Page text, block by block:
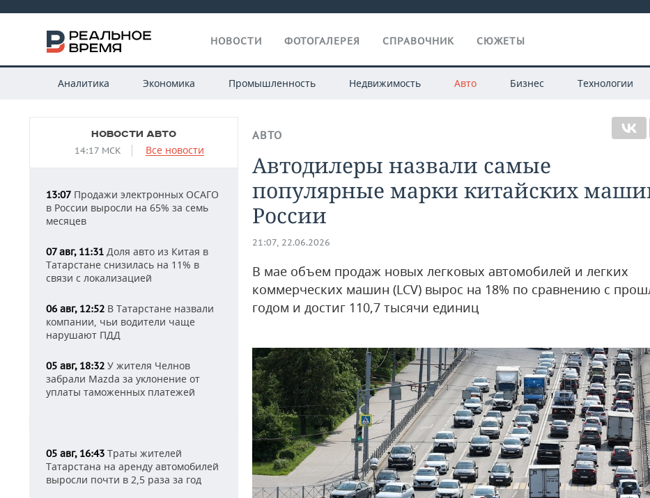
НОВОСТИ ФОТОГАЛЕРЕЯ СПРАВОЧНИК СЮЖЕТЫ
Аналитика Экономика Промышленность Недвижимость Авто Бизнес Технологии
НОВОСТИ АВТО
14:17 МСК Все новости
13:07 Продажи электронных ОСАГО
в России выросли на 65% за семь
месяцев
07 авг, 11:31 Доля авто из Китая в
Татарстане снизилась на 11% в
связи с локализацией
06 авг, 12:52 В Татарстане назвали
компании, чьи водители чаще
нарушают ПДД
05 авг, 18:32 У жителя Челнов
забрали Mazda за уклонение от
уплаты таможенных платежей
05 авг, 16:43 Траты жителей
Татарстана на аренду автомобилей
выросли почти в 2,5 раза за год
АВТО
Автодилеры назвали самые
популярные марки китайских
России
21:07, 22.06.2026
В мае объем продаж новых легковых автомобилей и легких
коммерческих машин (LCV) вырос на 18% по сравнению с
годом и достиг 110,7 тысячи единиц